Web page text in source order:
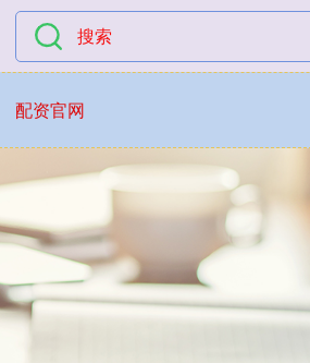
配资官网